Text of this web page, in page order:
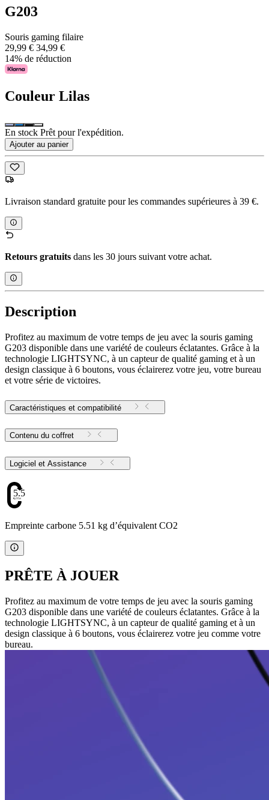
G203
Souris gaming filaire
29,99 € 34,99 €
14% de réduction
Couleur Lilas
En stock Prêt pour l'expédition.
Ajouter au panier
Livraison standard gratuite pour les commandes supérieures à 39 €.
Retours gratuits dans les 30 jours suivant votre achat.
Description
Profitez au maximum de votre temps de jeu avec la souris gaming
G203 disponible dans une variété de couleurs éclatantes. Grâce à la
technologie LIGHTSYNC, à un capteur de qualité gaming et à un
design classique à 6 boutons, vous éclairerez votre jeu, votre bureau
et votre série de victoires.
Caractéristiques et compatibilité
Contenu du coffret
Logiciel et Assistance
5.51
Empreinte carbone 5.51 kg d’équivalent CO2
PRÊTE À JOUER
Profitez au maximum de votre temps de jeu avec la souris gaming
G203 disponible dans une variété de couleurs éclatantes. Grâce à la
technologie LIGHTSYNC, à un capteur de qualité gaming et à un
design classique à 6 boutons, vous éclairerez votre jeu comme votre
bureau.